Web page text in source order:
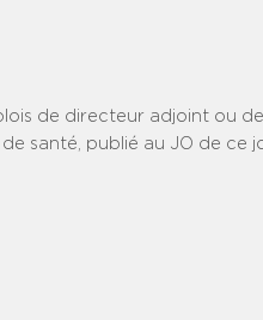
de directeur adjoint ou de
santé, publié au JO de ce